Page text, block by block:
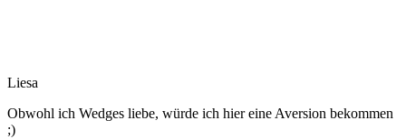
Liesa
Obwohl ich Wedges liebe, würde ich hier eine Aversion bekommen
;)